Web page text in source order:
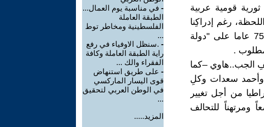
قومية عربية
رغم إدراكِنا
العميق بأن المشوارَ ما زال طويلاً وشاقاً ،فبعد مرور حوالي 75 عاما على "دولة
.
الجب..هاوي –كما
وأحمد سعدات وكلِ
من أجل تغيير
ومرتهناً للتحالف
- في مناسبة يوم العمال...
الطبقة العاملة
الفلسطينية ومخاطر توط
...
- .سنظل الاوفياء في رفع
راية الطبقة العاملة وكافة
الفقراء والك ...
- على طريق استنهاض
قوى اليسار الماركسي
في الوطن العربي لتحقيق
...
المزيد.....